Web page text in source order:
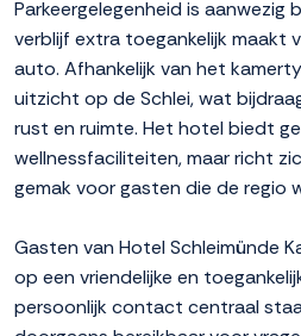
Parkeergelegenheid is aanwezig
verblijf extra toegankelijk maakt
auto. Afhankelijk van het
uitzicht op de Schlei, wat
rust en ruimte. Het hotel biedt
wellnessfaciliteiten, maar richt
gemak voor gasten die de regio
Gasten van Hotel Schleimünde
op een vriendelijke en
persoonlijk contact centraal